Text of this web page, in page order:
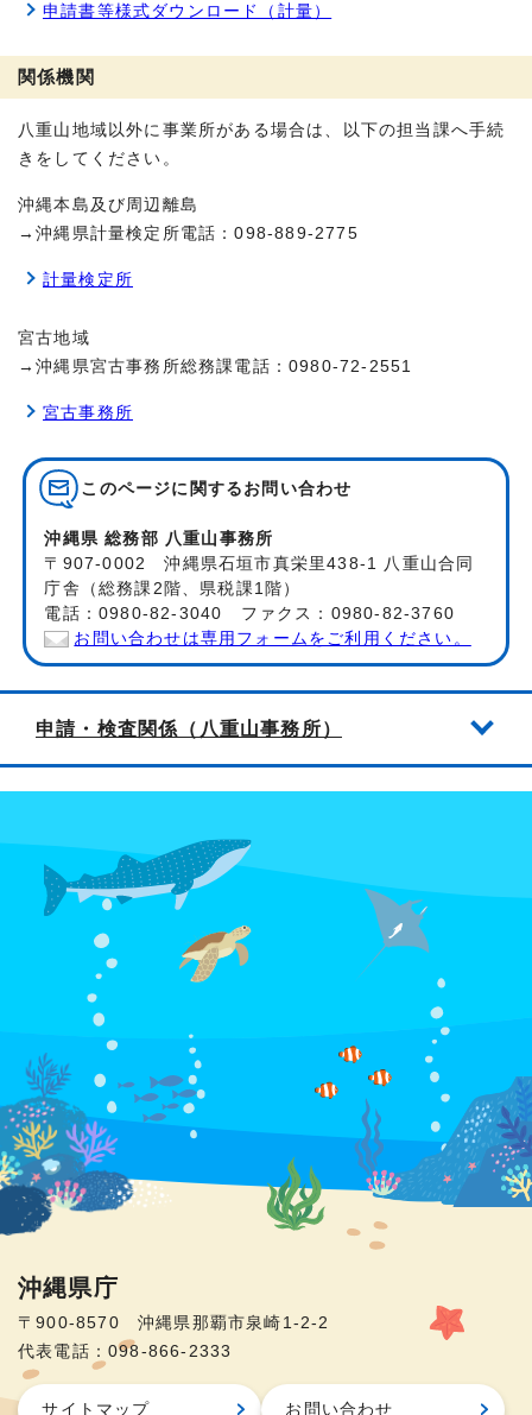
申請書等様式ダウンロード（計量）
関係機関
八重山地域以外に事業所がある場合は、以下の担当課へ手続
きをしてください。
沖縄本島及び周辺離島
→沖縄県計量検定所電話：098-889-2775
計量検定所
宮古地域
→沖縄県宮古事務所総務課電話：0980-72-2551
宮古事務所
このページに関する お問い合わせ
沖縄県 総務部 八重山事務所
〒907-0002 沖縄県石垣市真栄里438-1 八重山合同
庁舎（総務課2階、県税課1階）
電話：0980-82-3040 ファクス：0980-82-3760
お問い合わせは専用フォームをご利用ください。
申請・検査関係（八重山事務所）
沖縄県庁
〒900-8570 沖縄県那覇市泉崎1-2-2
代表電話：098-866-2333
サイトマップ お問い合わせ